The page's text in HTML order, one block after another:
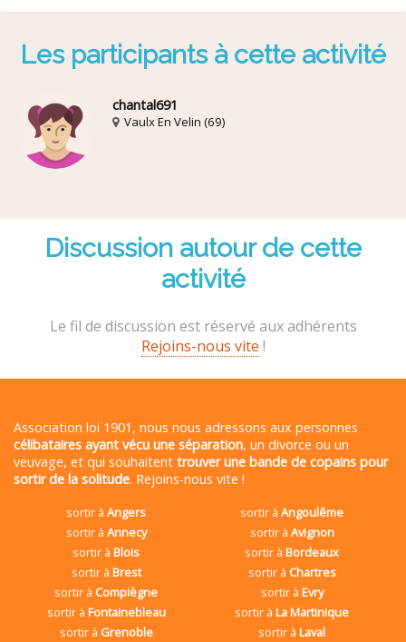
Les participants à cette activité
chantal691
Vaulx En Velin (69)
Discussion autour de cette
activité
Le fil de discussion est réservé aux adhérents
Rejoins-nous vite !
Association loi 1901, nous nous adressons aux personnes
célibataires ayant vécu une séparation, un divorce ou un
veuvage, et qui souhaitent trouver une bande de copains pour
sortir de la solitude. Rejoins-nous vite !
sortir àAngers sortir àAngoulême
sortir à Annecy sortir à Avignon
sortir àBlois sortir àBordeaux
sortir à Brest sortir à Chartres
sortir à Compiègne sortir à Evry
sortir à Fontainebleau sortir àLa Martinique
sortir à Grenoble sortir àLaval